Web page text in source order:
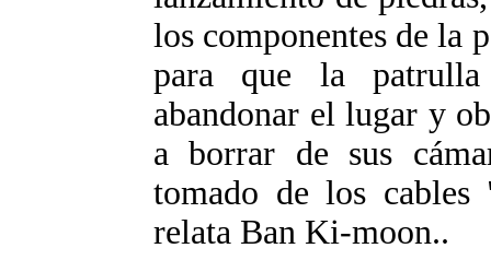
los componentes de la
para que la
abandonar el lugar y
a borrar de sus
tomado de los
relata Ban Ki-moon..